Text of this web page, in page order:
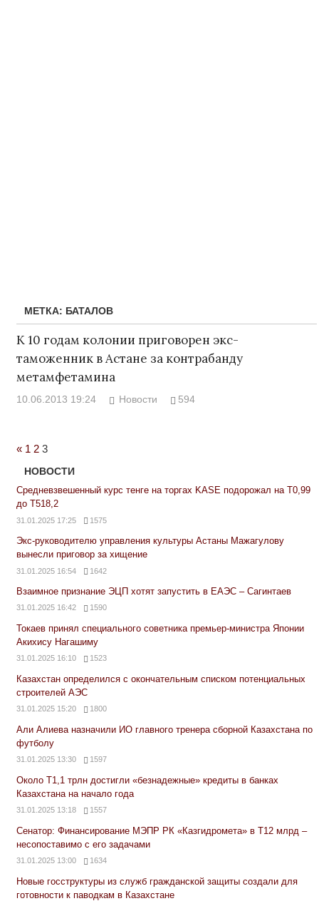
МЕТКА: БАТАЛОВ
К 10 годам колонии приговорен экс-
таможенник в Астане за контрабанду
метамфетамина
10.06.2013 19:24 Новости 594
«Previous
Posts
1 2 3
НОВОСТИ
Средневзвешенный курс тенге на торгах KASE подорожал на Т0,99
до Т518,2
31.01.2025 17:25 1575
Экс-руководителю управления культуры Астаны Мажагулову
вынесли приговор за хищение
31.01.2025 16:54 1642
Взаимное признание ЭЦП хотят запустить в ЕАЭС – Сагинтаев
31.01.2025 16:42 1590
Токаев принял специального советника премьер-министра Японии
Акихису Нагашиму
31.01.2025 16:10 1523
Казахстан определился с окончательным списком потенциальных
строителей АЭС
31.01.2025 15:20 1800
Али Алиева назначили ИО главного тренера сборной Казахстана по
футболу
31.01.2025 13:30 1597
Около Т1,1 трлн достигли «безнадежные» кредиты в банках
Казахстана на начало года
31.01.2025 13:18 1557
Сенатор: Финансирование МЭПР РК «Казгидромета» в Т12 млрд –
несопоставимо с его задачами
31.01.2025 13:00 1634
Новые госструктуры из служб гражданской защиты создали для
готовности к паводкам в Казахстане